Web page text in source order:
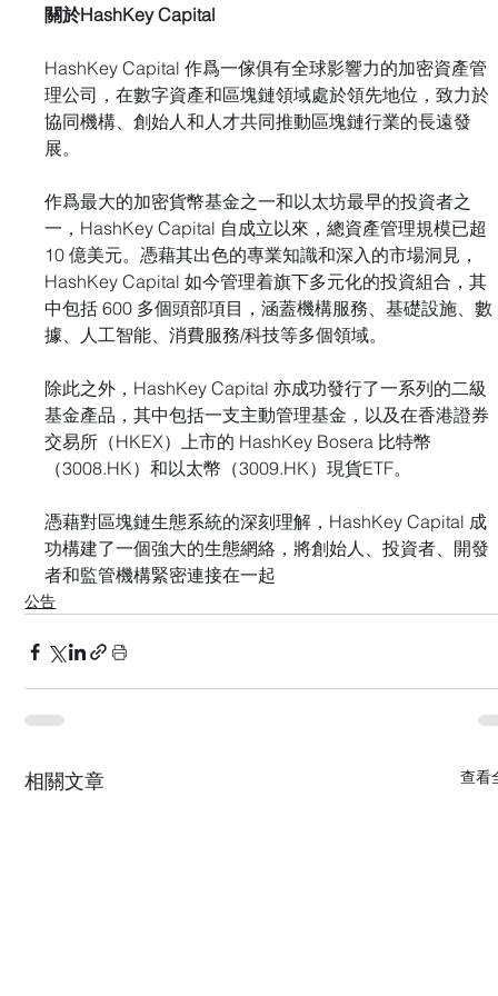
關於HashKey Capital
HashKey Capital 作爲一傢俱有全球影響力的加密資產管
理公司，在數字資產和區塊鏈領域處於領先地位，致力於
協同機構、創始人和人才共同推動區塊鏈行業的長遠發
展。
作爲最大的加密貨幣基金之一和以太坊最早的投資者之
一，HashKey Capital 自成立以來，總資產管理規模已超
10 億美元。憑藉其出色的專業知識和深入的市場洞見，
HashKey Capital 如今管理着旗下多元化的投資組合，其
中包括 600 多個頭部項目，涵蓋機構服務、基礎設施、數
據、人工智能、消費服務/科技等多個領域。
除此之外，HashKey Capital 亦成功發行了一系列的二級
基金產品，其中包括一支主動管理基金，以及在香港證券
交易所（HKEX）上市的 HashKey Bosera 比特幣
（3008.HK）和以太幣（3009.HK）現貨ETF。
憑藉對區塊鏈生態系統的深刻理解，HashKey Capital 成
功構建了一個強大的生態網絡，將創始人、投資者、開發
者和監管機構緊密連接在一起
公告
相關文章 查看